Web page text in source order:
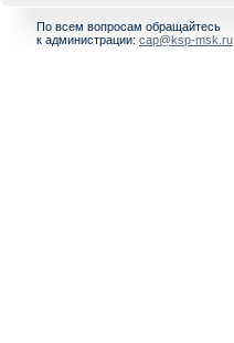
По всем вопросам обращайтесь
к администрации: cap@ksp-msk.ru